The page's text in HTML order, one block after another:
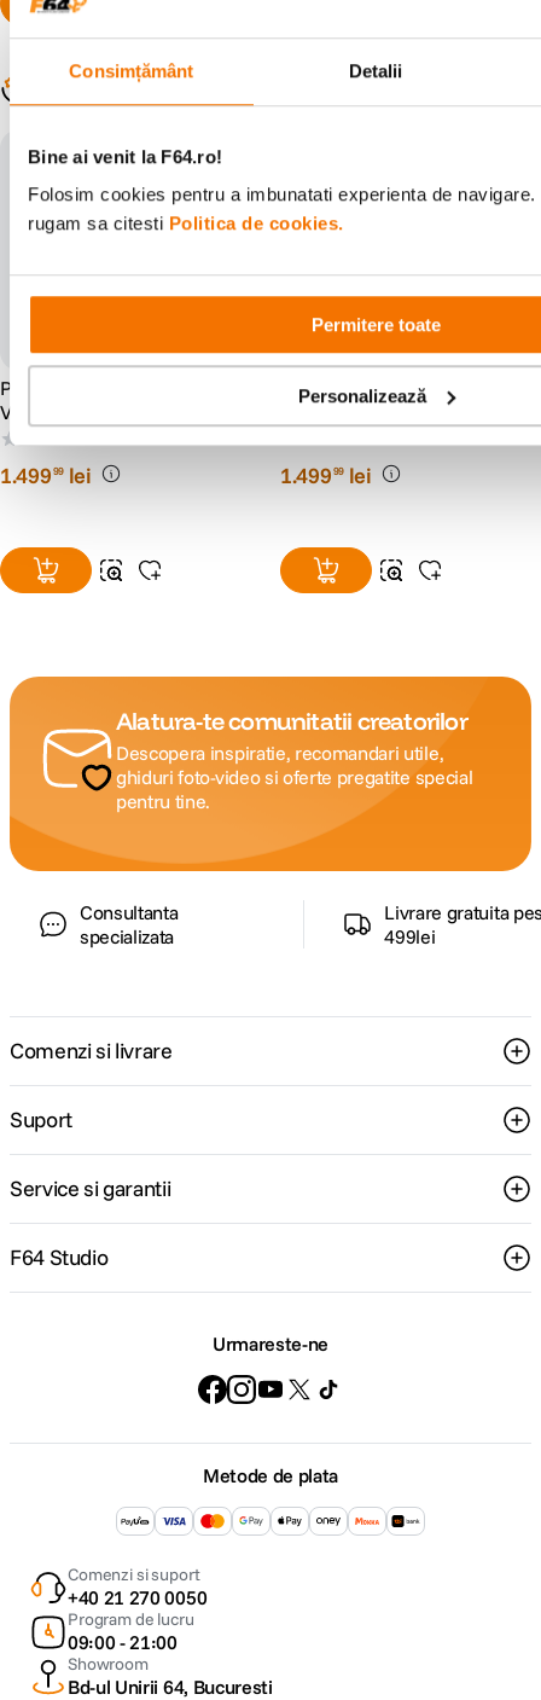
Consimțământ Detalii
Bine ai venit la F64.ro!
Folosim cookies pentru a imbunatati experienta de
rugam sa citesti Politica de cookies.
Permitere toate
Personalizează
Populare în aceeași categorie
-12% cod eclipsa12
PolarPro Filtru Densitate
Variabila ND 4-32 82mm
Black Mist Peter McKinnon
Signature Edition II
1.49999 lei
Polar Pro filtru PMVND 2-5
1.49999 lei
Alatura-te comunitatii creatorilor
Descopera inspiratie, recomandari utile,
ghiduri foto-video si oferte pregatite special
pentru tine.
Consultanta
specializata
Livrare gratuita
499lei
Comenzi si livrare
Suport
Service si garantii
F64 Studio
Urmareste-ne
Metode de plata
Comenzi si suport
+40 21 270 0050
Program de lucru
09:00 - 21:00
Showroom
Bd-ul Unirii 64, Bucuresti